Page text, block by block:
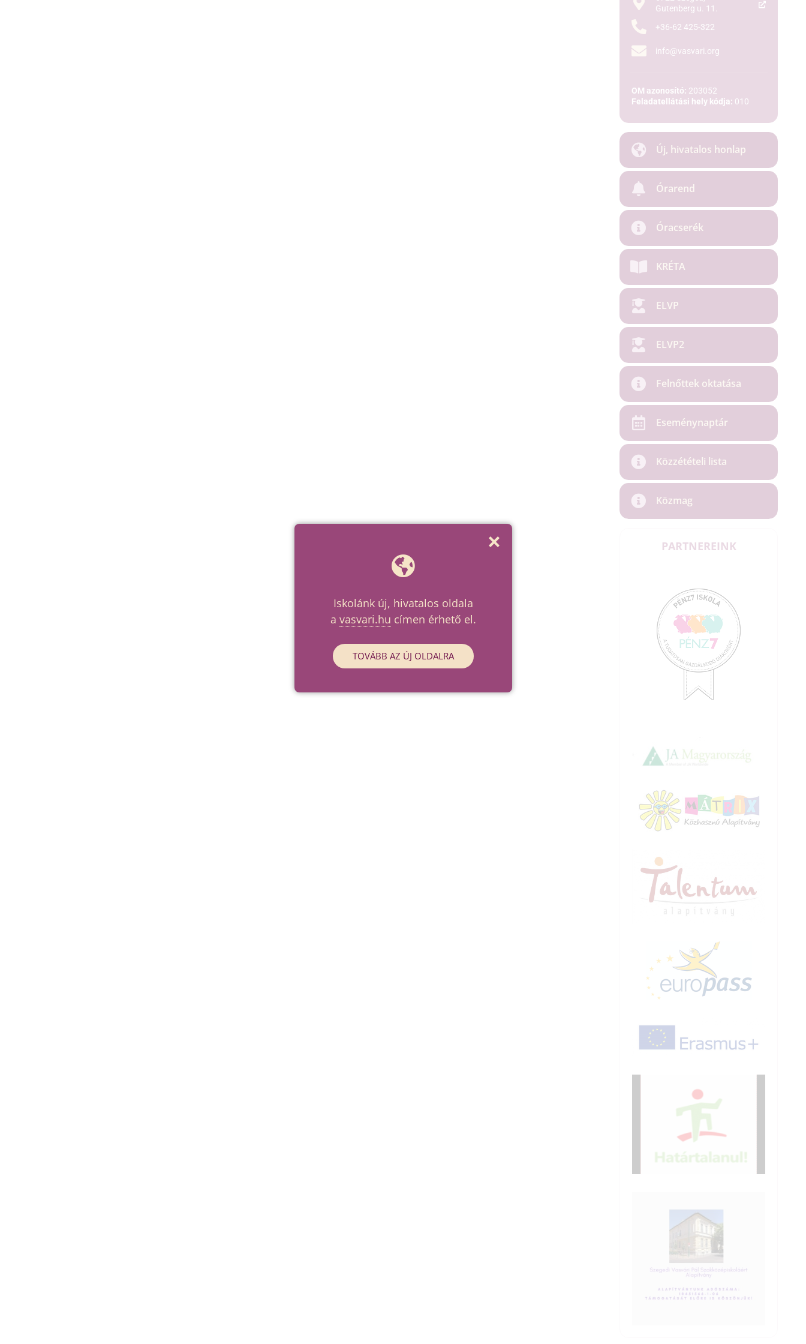
Gutenberg u. 11.
+36-62 425-322
info@vasvari.org
OM azonosító: 203052
Feladatellátási hely kódja: 010
Új, hivatalos honlap
Órarend
Óracserék
KRÉTA
ELVP
ELVP2
Felnőttek oktatása
Eseménynaptár
Közzétételi lista
Közmag
PARTNEREINK
Iskolánk új, hivatalos oldala
a vasvari.hu címen érhető el.
TOVÁBB AZ ÚJ OLDALRA